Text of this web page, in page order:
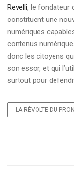
Revelli, le fondateur
constituent une
numériques
contenus
donc les citoyens
son essor, et qui
surtout pour
LA RÉVOLTE DU